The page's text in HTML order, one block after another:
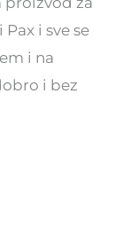
i sve se
i na
i bez